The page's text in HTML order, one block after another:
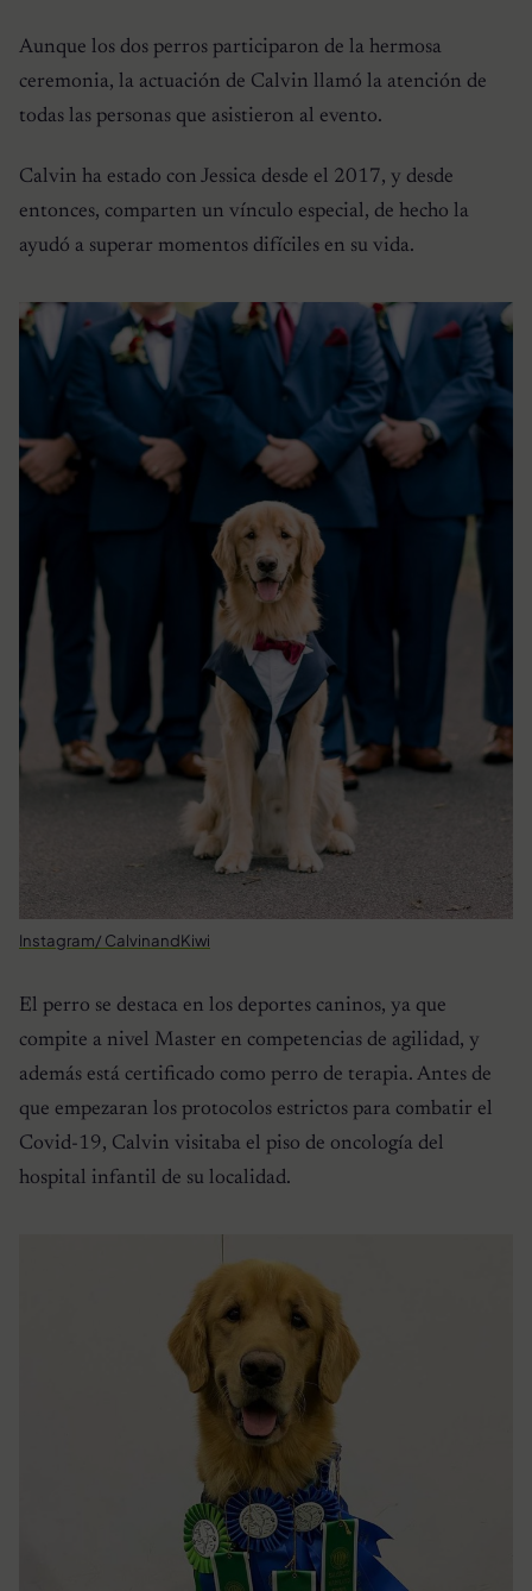
Aunque los dos perros participaron de la hermosa
ceremonia, la actuación de Calvin llamó la atención de
todas las personas que asistieron al evento.
Calvin ha estado con Jessica desde el 2017, y desde
entonces, comparten un vínculo especial, de hecho la
ayudó a superar momentos difíciles en su vida.
Instagram/ CalvinandKiwi
El perro se destaca en los deportes caninos, ya que
compite a nivel Master en competencias de agilidad, y
además está certificado como perro de terapia. Antes de
que empezaran los protocolos estrictos para combatir el
Covid-19, Calvin visitaba el piso de oncología del
hospital infantil de su localidad.